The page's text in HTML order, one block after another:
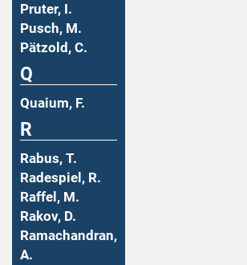
Pruter, I.
Pusch, M.
Pätzold, C.
Q
Quaium, F.
R
Rabus, T.
Radespiel, R.
Raffel, M.
Rakov, D.
Ramachandran,
A.